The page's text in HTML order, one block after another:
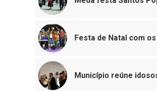
Festa de Natal com
Município reúne